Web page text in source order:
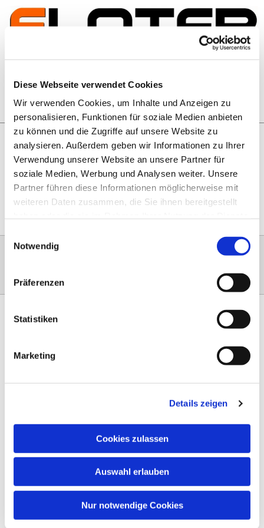
Diese Webseite verwendet Cookies
Wir verwenden Cookies, um Inhalte und Anzeigen zu
personalisieren, Funktionen für soziale Medien anbieten
zu können und die Zugriffe auf unsere Website zu
analysieren. Außerdem geben wir Informationen zu Ihrer
Verwendung unserer Website an unsere Partner für
soziale Medien, Werbung und Analysen weiter. Unsere
Partner führen diese Informationen möglicherweise mit
weiteren Daten zusammen, die Sie ihnen bereitgestellt
Einwilligungsauswahl
Notwendig
Präferenzen
Statistiken
Marketing
Details zeigen
Cookies zulassen
Auswahl erlauben
Nur notwendige Cookies
Zum Inhalt springen
Artikelsuche
Rechtliches
Hier geht es zu unserenAGB , zumWiderrufsrecht, zum
Impressum und zu unseremDatenschutz.
0151 68134038
Datenschutz
AGB
Widerruf